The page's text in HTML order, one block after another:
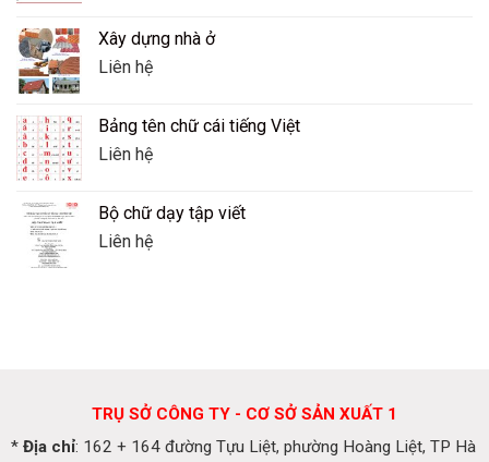
Xây dựng nhà ở
Liên hệ
Bảng tên chữ cái tiếng Việt
Liên hệ
Bộ chữ dạy tập viết
Liên hệ
TRỤ SỞ CÔNG TY - CƠ SỞ SẢN XUẤT 1
* Địa chỉ: 162 + 164 đường Tựu Liệt, phường Hoàng Liệt, TP Hà